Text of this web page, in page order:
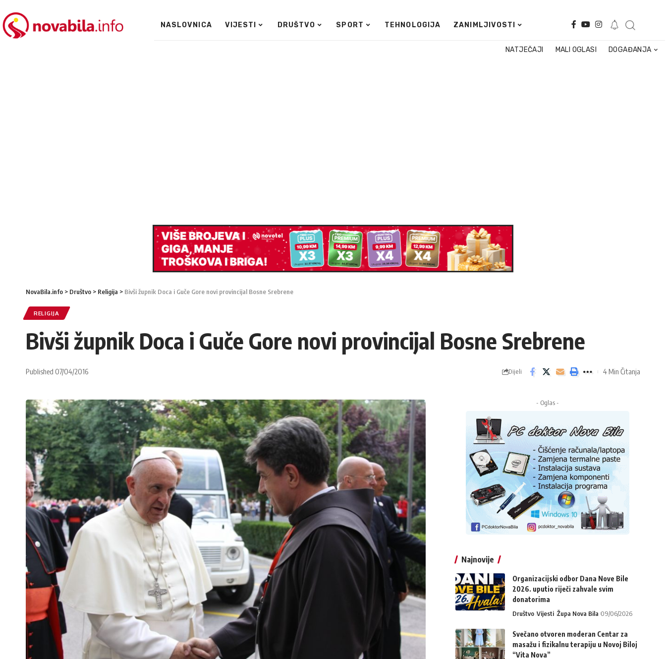
NASLOVNICA VIJESTI DRUŠTVO SPORT TEHNOLOGIJA ZANIMLJIVOSTI
NATJEČAJI MALI OGLASI DOGAĐANJA
NovaBila.info > Društvo > Religija > Bivši župnik Doca i Guče Gore novi provincijal Bosne Srebrene
RELIGIJA
Bivši župnik Doca i Guče Gore novi provincijal Bosne Srebrene
Published 07/04/2016 Dijeli 4 Min Čitanja
- Oglas -
Najnovije
Organizacijski odbor Dana Nove Bile
2026. uputio riječi zahvale svim
donatorima
Društvo Vijesti Župa Nova Bila 09/06/2026
Svečano otvoren moderan Centar za
masažu i fizikalnu terapiju u Novoj Biloj
“Vita Nova”